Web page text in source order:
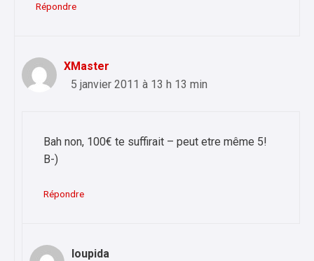
Répondre
XMaster
5 janvier 2011 à 13 h 13 min
Bah non, 100€ te suffirait – peut etre même 5!
B-)
Répondre
loupida